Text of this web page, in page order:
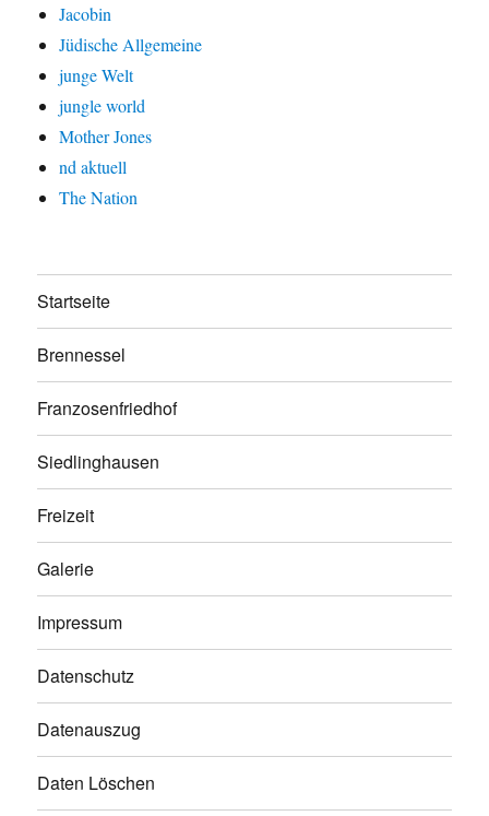
Jacobin
Jüdische Allgemeine
junge Welt
jungle world
Mother Jones
nd aktuell
The Nation
Startseite
Brennessel
Franzosenfriedhof
Siedlinghausen
Freizeit
Galerie
Impressum
Datenschutz
Datenauszug
Daten Löschen